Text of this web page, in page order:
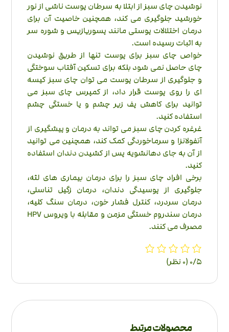
نوشیدن چای سبز از ابتلا به سرطان پوست ناشی از نور
خورشید جلوگیری می کند، همچنین خاصیت آن برای
درمان اختلالات پوستی مانند پسوریازیس و شوره سر
به اثبات رسیده است.
خواص چای سبز برای پوست تنها از طریق نوشیدن
چای حاصل نمی شود بلکه برای تسکین آفتاب سوختگی
و جلوگیری از سرطان پوست می توان چای سبز کیسه
ای را روی پوست قرار داد، از کمپرس چای سبز می
توانید برای کاهش پف زیر چشم و یا خستگی چشم
استفاده کنید.
غرغره کردن چای سبز می تواند به درمان و پیشگیری از
آنفولانزا و سرماخوردگی کمک کند، همچنین می توانید
از آن به جای دهانشویه پس از کشیدن دندان استفاده
کنید.
برخی افراد چای سبز را برای درمان بیماری های لثه،
جلوگیری از پوسیدگی دندان، درمان زگیل تناسلی،
درمان سردرد، کنترل فشار خون، درمان سنگ کلیه،
درمان سندروم خستگی مزمن و مقابله با ویروس HPV
مصرف می کنند.
‫0/5 ‫(0 نظر)
محصولات مرتبط